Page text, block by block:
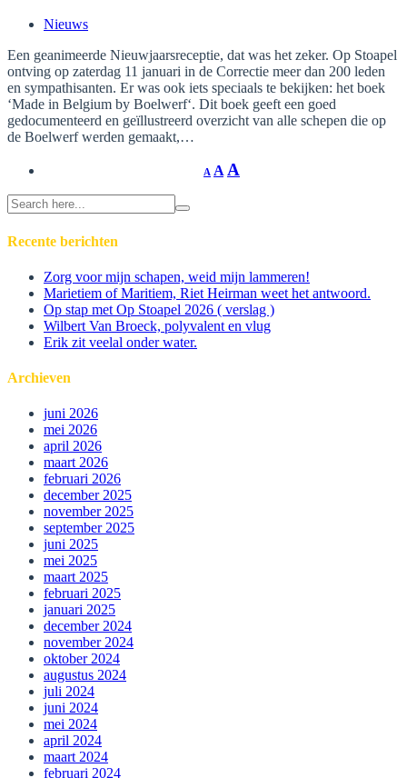
Nieuws
Een geanimeerde Nieuwjaarsreceptie, dat was het zeker. Op Stoapel
ontving op zaterdag 11 januari in de Correctie meer dan 200 leden
en sympathisanten. Er was ook iets speciaals te bekijken: het boek
‘Made in Belgium by Boelwerf‘. Dit boek geeft een goed
gedocumenteerd en geïllustreerd overzicht van alle schepen die op
de Boelwerf werden gemaakt,…
A A A
Search
for:
Recente berichten
Zorg voor mijn schapen, weid mijn lammeren!
Marietiem of Maritiem, Riet Heirman weet het antwoord.
Op stap met Op Stoapel 2026 ( verslag )
Wilbert Van Broeck, polyvalent en vlug
Erik zit veelal onder water.
Archieven
juni 2026
mei 2026
april 2026
maart 2026
februari 2026
december 2025
november 2025
september 2025
juni 2025
mei 2025
maart 2025
februari 2025
januari 2025
december 2024
november 2024
oktober 2024
augustus 2024
juli 2024
juni 2024
mei 2024
april 2024
maart 2024
februari 2024